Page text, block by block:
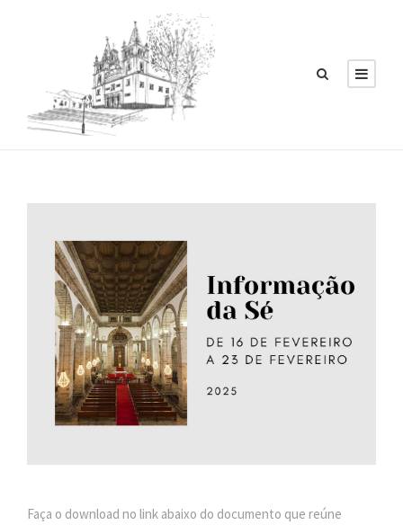
Faça o download no link abaixo do documento que reúne